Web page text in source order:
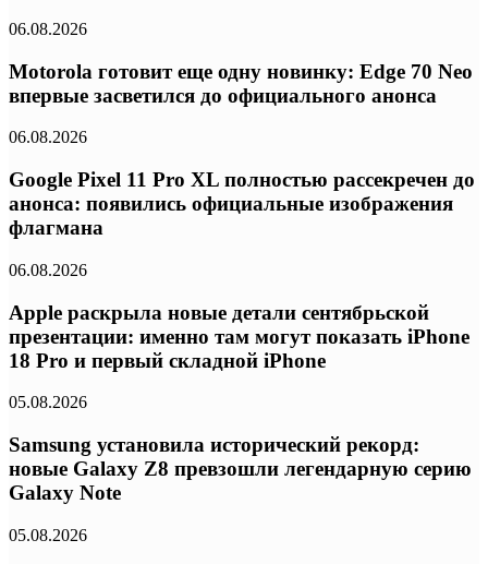
06.08.2026
Motorola готовит еще одну новинку: Edge 70 Neo
впервые засветился до официального анонса
06.08.2026
Google Pixel 11 Pro XL полностью рассекречен до
анонса: появились официальные изображения
флагмана
06.08.2026
Apple раскрыла новые детали сентябрьской
презентации: именно там могут показать iPhone
18 Pro и первый складной iPhone
05.08.2026
Samsung установила исторический рекорд:
новые Galaxy Z8 превзошли легендарную серию
Galaxy Note
05.08.2026